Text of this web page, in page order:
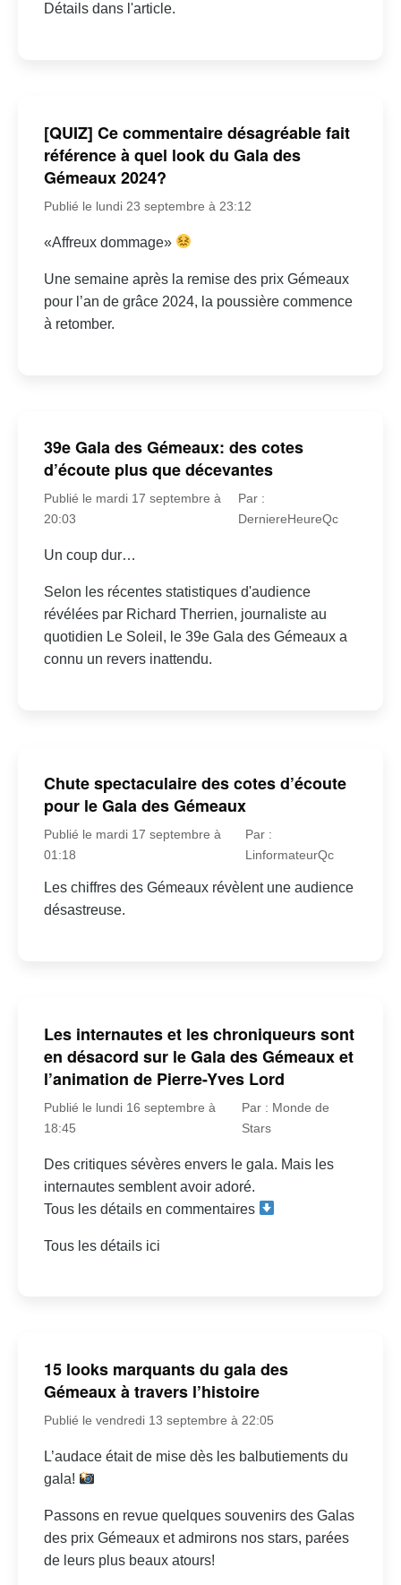
Détails dans l'article.
[QUIZ] Ce commentaire désagréable fait
référence à quel look du Gala des
Gémeaux 2024?
Publié le lundi 23 septembre à 23:12
«Affreux dommage»
Une semaine après la remise des prix Gémeaux
pour l’an de grâce 2024, la poussière commence
à retomber.
39e Gala des Gémeaux: des cotes
d’écoute plus que décevantes
Publié le mardi 17 septembre à
20:03
Par :
DerniereHeureQc
Un coup dur…
Selon les récentes statistiques d'audience
révélées par Richard Therrien, journaliste au
quotidien Le Soleil, le 39e Gala des Gémeaux a
connu un revers inattendu.
Chute spectaculaire des cotes d’écoute
pour le Gala des Gémeaux
Publié le mardi 17 septembre à
01:18
Par :
LinformateurQc
Les chiffres des Gémeaux révèlent une audience
désastreuse.
Les internautes et les chroniqueurs sont
en désacord sur le Gala des Gémeaux et
l’animation de Pierre-Yves Lord
Publié le lundi 16 septembre à
18:45
Par : Monde de
Stars
Des critiques sévères envers le gala. Mais les
internautes semblent avoir adoré.
Tous les détails en commentaires
Tous les détails ici
15 looks marquants du gala des
Gémeaux à travers l’histoire
Publié le vendredi 13 septembre à 22:05
L’audace était de mise dès les balbutiements du
gala!
Passons en revue quelques souvenirs des Galas
des prix Gémeaux et admirons nos stars, parées
de leurs plus beaux atours!